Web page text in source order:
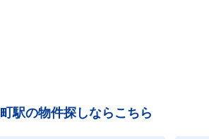
駅の物件探しならこちら